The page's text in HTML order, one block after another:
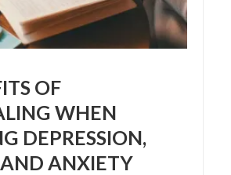
OF
WHEN
DEPRESSION,
AND ANXIETY